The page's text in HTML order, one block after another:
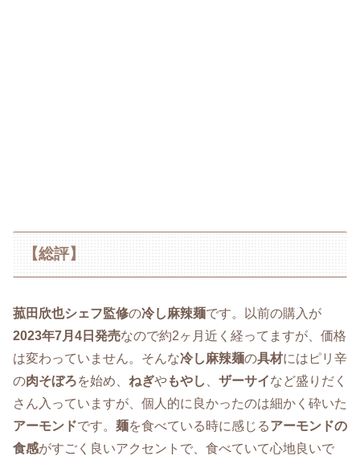
【総評】
菰田欣也シェフ監修の冷し麻辣麺です。以前の購入が
2023年7月4日発売なので約2ヶ月近く経ってますが、価格
は変わっていません。そんな冷し麻辣麺の具材にはピリ辛
の肉そぼろを始め、 ねぎやもやし ザーサイなど盛りだく
さん入っていますが、個人的に良かったのは細かく砕いた
アーモンドです。 麺を食べている時に感じるアーモンドの
食感がすごく良いアクセントで、食べていて心地良いで